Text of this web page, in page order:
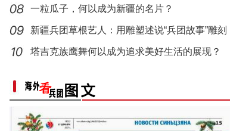
标题：新“食”尚！“小份菜”成阿克苏人“
一粒瓜子，何以成为新疆的名片？
新疆兵团草根艺人：用雕塑述说“兵团故事”雕刻
别
塔吉克族鹰舞何以成为追求美好生活的展现？